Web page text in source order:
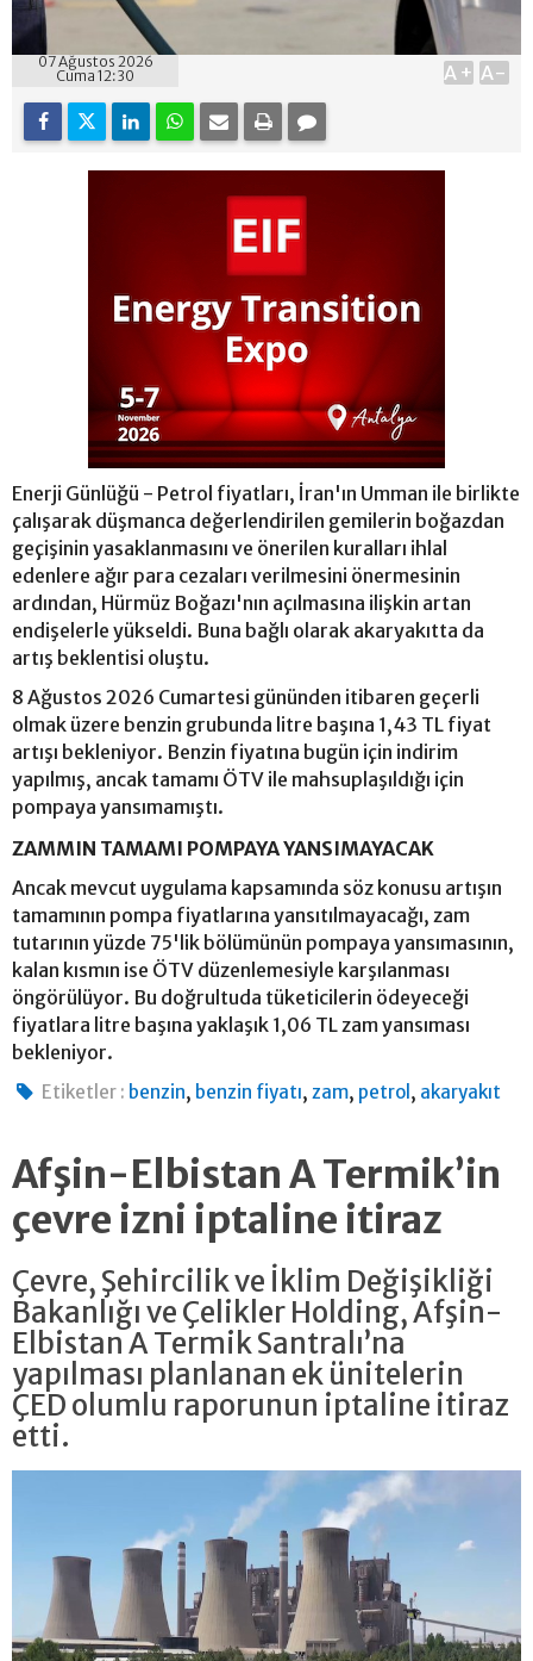
07 Ağustos 2026
Cuma 12:30
A+ A-
Enerji Günlüğü - Petrol fiyatları, İran'ın Umman ile birlikte
çalışarak düşmanca değerlendirilen gemilerin boğazdan
geçişinin yasaklanmasını ve önerilen kuralları ihlal
edenlere ağır para cezaları verilmesini önermesinin
ardından, Hürmüz Boğazı'nın açılmasına ilişkin artan
endişelerle yükseldi. Buna bağlı olarak akaryakıtta da
artış beklentisi oluştu.
8 Ağustos 2026 Cumartesi gününden itibaren geçerli
olmak üzere benzin grubunda litre başına 1,43 TL fiyat
artışı bekleniyor. Benzin fiyatına bugün için indirim
yapılmış, ancak tamamı ÖTV ile mahsuplaşıldığı için
pompaya yansımamıştı.
ZAMMIN TAMAMI POMPAYA YANSIMAYACAK
Ancak mevcut uygulama kapsamında söz konusu artışın
tamamının pompa fiyatlarına yansıtılmayacağı, zam
tutarının yüzde 75'lik bölümünün pompaya yansımasının,
kalan kısmın ise ÖTV düzenlemesiyle karşılanması
öngörülüyor. Bu doğrultuda tüketicilerin ödeyeceği
fiyatlara litre başına yaklaşık 1,06 TL zam yansıması
bekleniyor.
Etiketler : benzin, benzin fiyatı,zam, petrol , akaryakıt
Afşin-Elbistan A Termik’in
çevre izni iptaline itiraz
Çevre, Şehircilik ve İklim Değişikliği
Bakanlığı ve Çelikler Holding, Afşin-
Elbistan A Termik Santralı’na
yapılması planlanan ek ünitelerin
ÇED olumlu raporunun iptaline itiraz
etti.